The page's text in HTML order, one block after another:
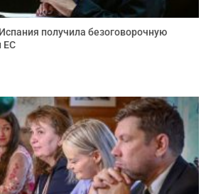
получила безоговорочную
ЕС